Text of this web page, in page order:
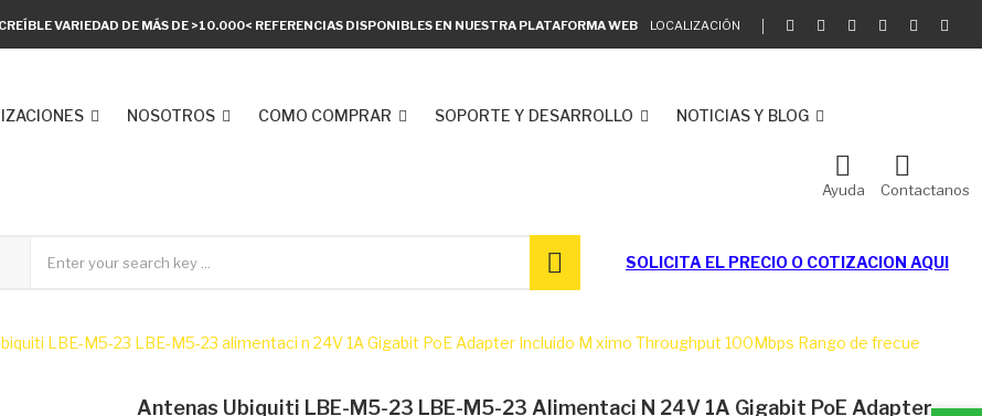
VARIEDAD DE MÁS DE >10.000< REFERENCIAS DISPONIBLES EN NUESTRA PLATAFORMA WEB LOCALIZACIÓN
NOSOTROS COMO COMPRAR SOPORTE Y DESARROLLO NOTICIAS Y BLOG
Ayuda Contactanos
SOLICITA EL PRECIO O COTIZACION AQUI
LBE-M5-23 LBE-M5-23 alimentaci n 24V 1A Gigabit PoE Adapter Incluido M ximo Throughput 100Mbps Rango de frecue
Antenas Ubiquiti LBE-M5-23 LBE-M5-23 Alimentaci N 24V 1A Gigabit PoE Adapter